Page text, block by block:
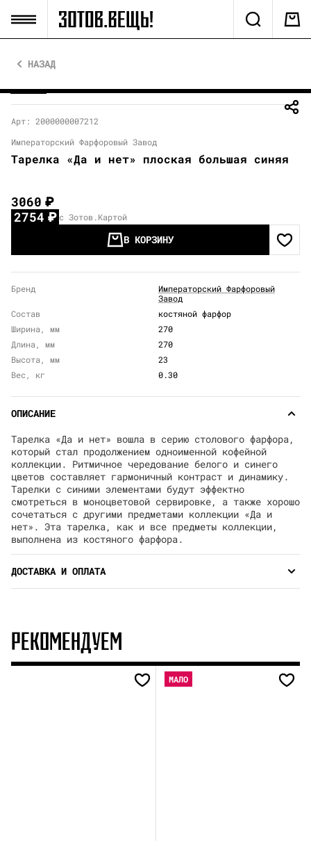
НАЗАД
Арт: 2000000007212
Императорский Фарфоровый Завод
Тарелка «Да и нет» плоская большая синяя
3060₽
2754₽ с Зотов.Картой
В КОРЗИНУ
Бренд
Императорский Фарфоровый
Завод
Состав
костяной фарфор
Ширина, мм
270
Длина, мм
270
Высота, мм
23
Вес, кг
0.30
ОПИСАНИЕ
Тарелка «Да и нет» вошла в серию столового фарфора,
который стал продолжением одноименной кофейной
коллекции. Ритмичное чередование белого и синего
цветов составляет гармоничный контраст и динамику.
Тарелки с синими элементами будут эффектно
смотреться в моноцветовой сервировке, а также хорошо
сочетаться с другими предметами коллекции «Да и
нет». Эта тарелка, как и все предметы коллекции,
выполнена из костяного фарфора.
ДОСТАВКА И ОПЛАТА
РЕКОМЕНДУЕМ
МАЛО